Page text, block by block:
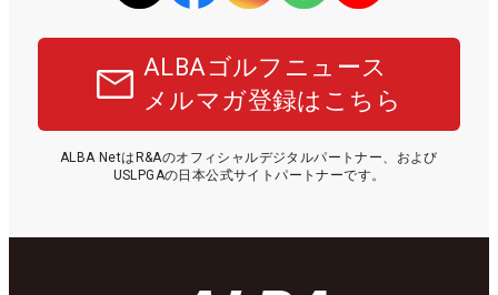
ALBAゴルフニュース
メルマガ登録はこちら
ALBA NetはR&Aのオフィシャルデジタルパートナー、および
USLPGAの日本公式サイトパートナーです。